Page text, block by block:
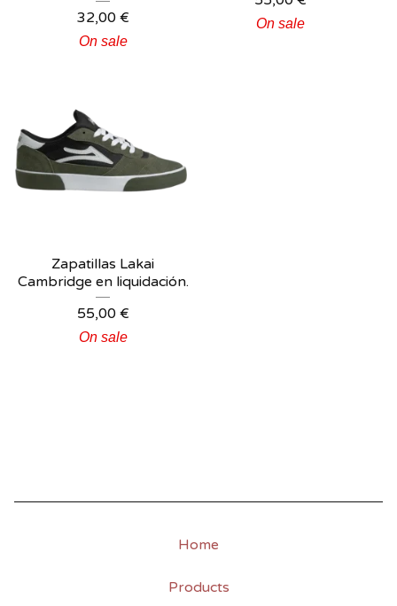
32,00 €
On sale
On sale
Zapatillas Lakai
Cambridge en liquidación.
55,00 €
On sale
Home
Products